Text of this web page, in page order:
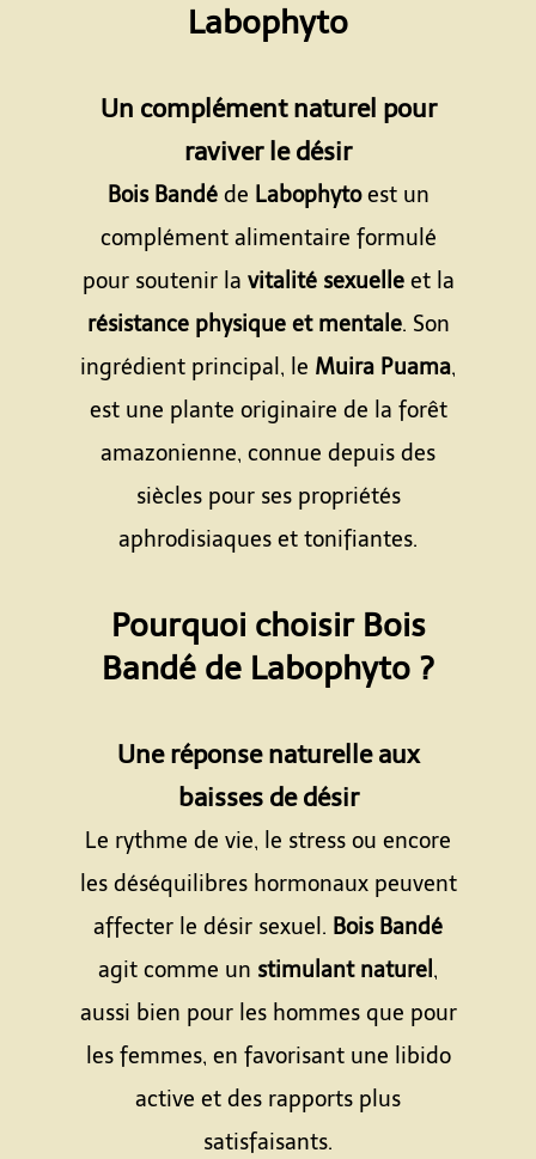
Labophyto
Un complément naturel pour
raviver le désir
Bois Bandéde Labophytoest un
complément alimentaire formulé
pour soutenir la vitalité sexuelleet la
résistance physique et mentale. Son
ingrédient principal, le Muira Puama,
est une plante originaire de la forêt
amazonienne, connue depuis des
siècles pour ses propriétés
aphrodisiaques et tonifiantes.
Pourquoi choisir Bois
Bandé de Labophyto ?
Une réponse naturelle aux
baisses de désir
Le rythme de vie, le stress ou encore
les déséquilibres hormonaux peuvent
affecter le désir sexuel. Bois Bandé
agit comme un stimulant naturel ,
aussi bien pour les hommes que pour
les femmes, en favorisant une libido
active et des rapports plus
satisfaisants.